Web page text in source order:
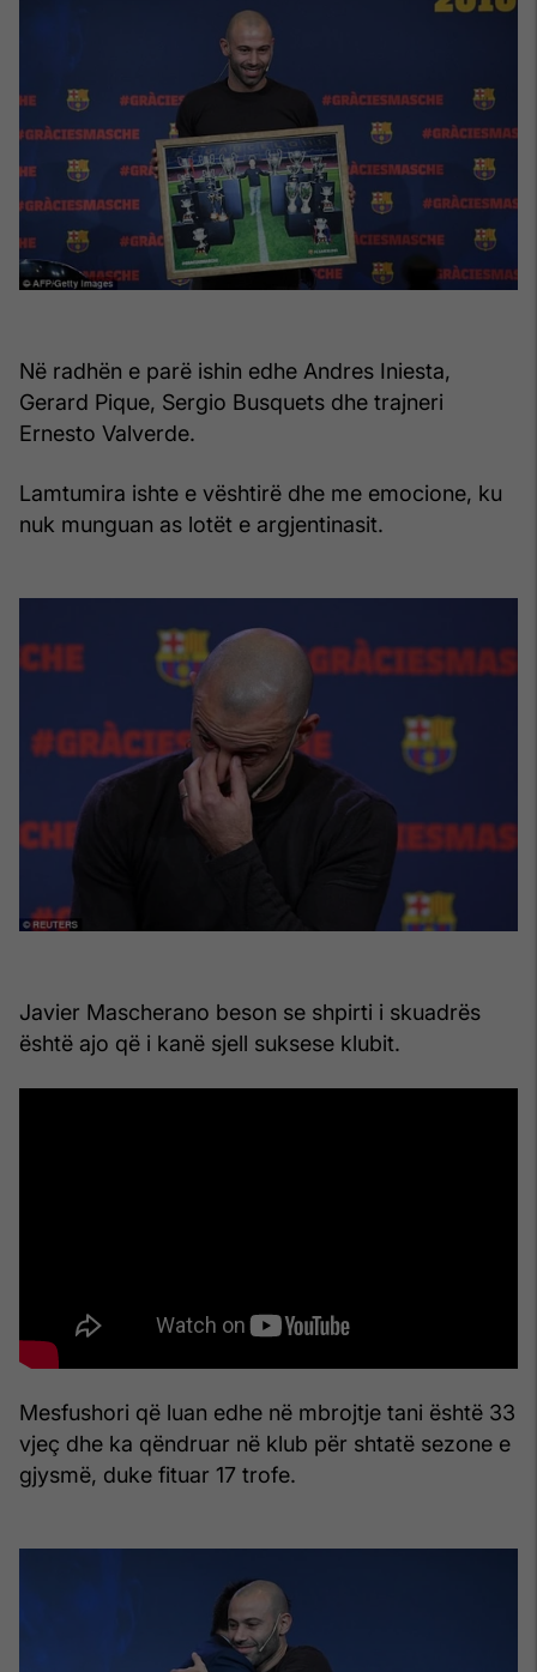
Në radhën e parë ishin edhe Andres Iniesta,
Gerard Pique, Sergio Busquets dhe trajneri
Ernesto Valverde.
Lamtumira ishte e vështirë dhe me emocione, ku
nuk munguan as lotët e argjentinasit.
Javier Mascherano beson se shpirti i skuadrës
është ajo që i kanë sjell suksese klubit.
Mesfushori që luan edhe në mbrojtje tani është 33
vjeç dhe ka qëndruar në klub për shtatë sezone e
gjysmë, duke fituar 17 trofe.